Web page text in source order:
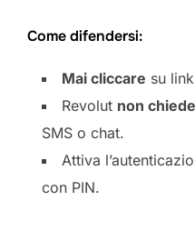
Come difendersi:
Mai cliccare su
Revolut non
SMS o chat.
Attiva
con PIN.